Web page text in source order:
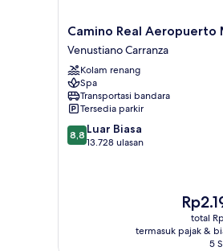
Camino
Real
Aeropuerto
Mexico
Venustiano
Carranza
Camino Real Aeropuerto
Venustiano Carranza
Kolam renang
Spa
Transportasi bandara
Tersedia parkir
8.8
dari
8,8 Luar Biasa
13.728 ulasan
Harga
total
termasuk pajak &
5